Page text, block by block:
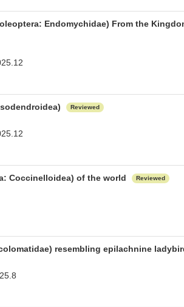
Endomychidae) From the
Reviewed
Coccinelloidea) of the world Reviewed
resembling epilachnine